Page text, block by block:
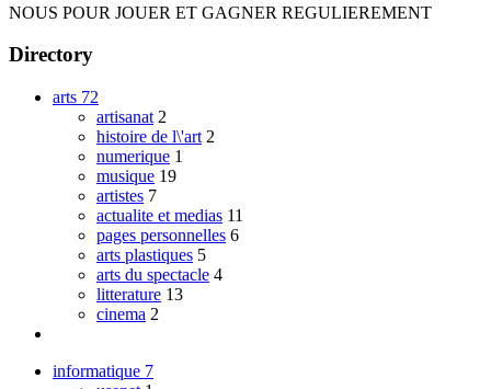
NOUS POUR JOUER ET GAGNER REGULIEREMENT
Directory
arts 72
artisanat 2
histoire de l\'art 2
numerique 1
musique 19
artistes 7
actualite et medias 11
pages personnelles 6
arts plastiques 5
arts du spectacle 4
litterature 13
cinema 2
informatique 7